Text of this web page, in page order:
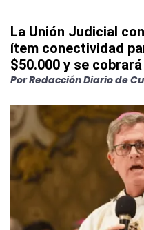
La Unión Judicial
ítem conectividad
$50.000 y se
PorRedacción Diario de